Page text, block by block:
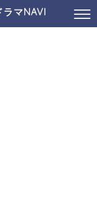
マNAVI